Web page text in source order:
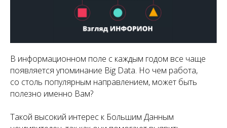
В информационном поле с каждым годом все чаще
появляется упоминание Big Data. Но чем работа,
со столь популярным направлением, может быть
полезно именно Вам?
Такой высокий интерес к Большим Данным